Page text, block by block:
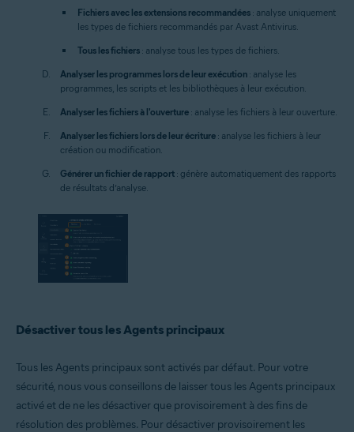
Fichiers avec les extensions recommandées : analyse uniquement
les types de fichiers recommandés par Avast Antivirus.
Tous les fichiers : analyse tous les types de fichiers.
Analyser les programmes lors de leur exécution : analyse les
programmes, les scripts et les bibliothèques à leur exécution.
Analyser les fichiers à l'ouverture : analyse les fichiers à leur ouverture.
Analyser les fichiers lors de leur écriture : analyse les fichiers à leur
création ou modification.
Générer un fichier de rapport : génère automatiquement des rapports
de résultats d’analyse.
Désactiver tous les Agents principaux
Tous les Agents principaux sont activés par défaut. Pour votre
sécurité, nous vous conseillons de laisser tous les Agents principaux
activé et de ne les désactiver que provisoirement à des fins de
résolution des problèmes. Pour désactiver provisoirement les